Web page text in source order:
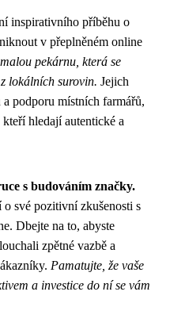
inspirativního příběhu o
v přeplněném online
pekárnu, která se
lokálních surovin. Jejich
podporu místních farmářů,
hledají autentické a
s budováním značky.
své pozitivní zkušenosti s
Dbejte na to, abyste
zpětné vazbě a
Pamatujte, že vaše
a investice do ní se vám